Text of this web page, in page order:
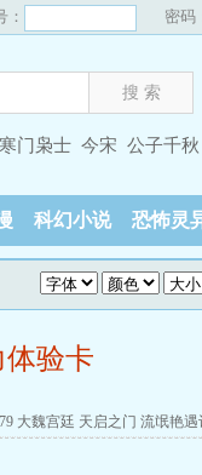
： 密码
寒门枭士 今宋 公子千秋
科幻小说 恐怖灵
体验卡
大魏宫廷 天启之门 流氓艳遇